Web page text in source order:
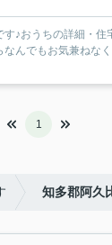
♪おうちの詳細・住
んでもお気兼ねな
1
知多郡阿久